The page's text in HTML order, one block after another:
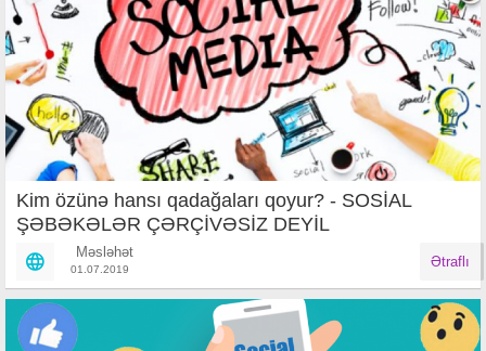
Kim özünə hansı qadağaları qoyur? - SOSİAL
ŞƏBƏKƏLƏR ÇƏRÇİVƏSİZ DEYİL
Məsləhət
01.07.2019 Ətraflı